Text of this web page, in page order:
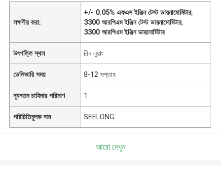
লক্ষণীয় করা:
+/- 0.05% এফএস ইঞ্জিন টেস্ট ডায়নামোমিটার,
3300 আরপিএম ইঞ্জিন টেস্ট ডায়নামোমিটার,
3300 আরপিএম ইঞ্জিন ডায়নোমিটার
উৎপত্তি স্থল চীন লুয়াং
ডেলিভারি সময় 8-12 সপ্তাহ
ন্যূনতম চাহিদার পরিমাণ 1
পরিচিতিমুলক নাম SEELONG
আরো দেখুন